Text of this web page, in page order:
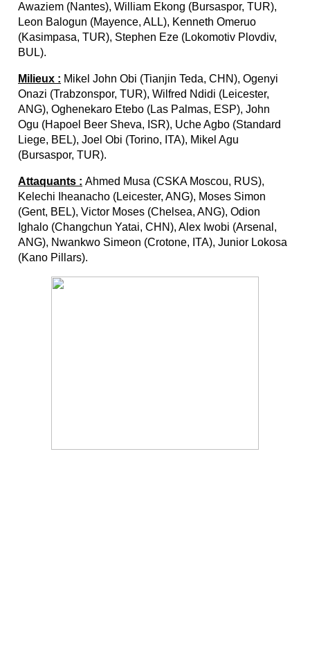
Awaziem (Nantes), William Ekong (Bursaspor, TUR),
Leon Balogun (Mayence, ALL), Kenneth Omeruo
(Kasimpasa, TUR), Stephen Eze (Lokomotiv Plovdiv,
BUL).
Milieux : Mikel John Obi (Tianjin Teda, CHN), Ogenyi
Onazi (Trabzonspor, TUR), Wilfred Ndidi (Leicester,
ANG), Oghenekaro Etebo (Las Palmas, ESP), John
Ogu (Hapoel Beer Sheva, ISR), Uche Agbo (Standard
Liege, BEL), Joel Obi (Torino, ITA), Mikel Agu
(Bursaspor, TUR).
Attaquants : Ahmed Musa (CSKA Moscou, RUS),
Kelechi Iheanacho (Leicester, ANG), Moses Simon
(Gent, BEL), Victor Moses (Chelsea, ANG), Odion
Ighalo (Changchun Yatai, CHN), Alex Iwobi (Arsenal,
ANG), Nwankwo Simeon (Crotone, ITA), Junior Lokosa
(Kano Pillars).